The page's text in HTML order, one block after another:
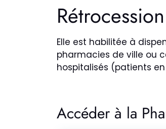
Elle est habilitée à
pharmacies de ville ou
hospitalisés (patients
Accéder à la